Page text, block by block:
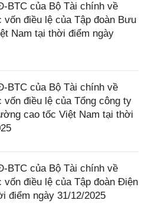
BTC của Bộ Tài chính về
điều lệ của Tập đoàn Bưu
Nam tại thời điểm ngày
BTC của Bộ Tài chính về
điều lệ của Tổng công ty
cao tốc Việt Nam tại thời
BTC của Bộ Tài chính về
điều lệ của Tập đoàn Điện
điểm ngày 31/12/2025